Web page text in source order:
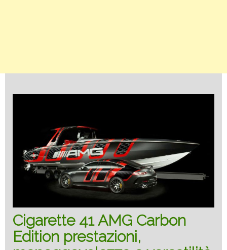
Cigarette 41 AMG Carbon
Edition prestazioni,